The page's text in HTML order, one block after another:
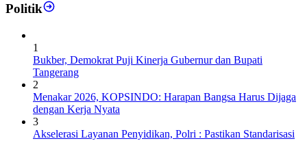
Politik
1
Bukber, Demokrat Puji Kinerja Gubernur dan Bupati
Tangerang
2
Menakar 2026, KOPSINDO: Harapan Bangsa Harus Dijaga
dengan Kerja Nyata
3
Akselerasi Layanan Penyidikan, Polri : Pastikan Standarisasi